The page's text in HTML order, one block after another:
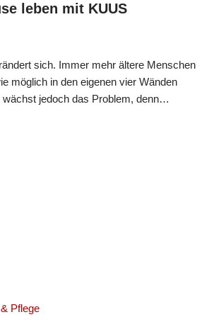
leben mit KUUS
sich. Immer mehr ältere Menschen
möglich in den eigenen vier Wänden
wächst jedoch das Problem, denn…
Pflege